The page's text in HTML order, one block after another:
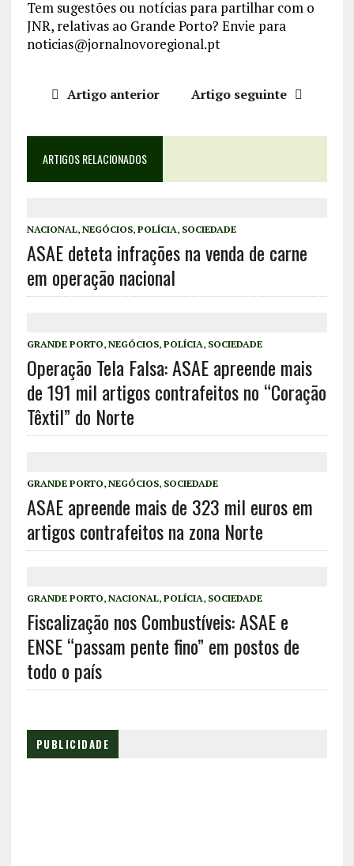
Tem sugestões ou notícias para partilhar com o
JNR, relativas ao Grande Porto? Envie para
noticias@jornalnovoregional.pt
Artigo anterior Artigo seguinte
ARTIGOS RELACIONADOS
NACIONAL, NEGÓCIOS, POLÍCIA, SOCIEDADE
ASAE deteta infrações na venda de carne
em operação nacional
GRANDE PORTO, NEGÓCIOS, POLÍCIA, SOCIEDADE
Operação Tela Falsa: ASAE apreende mais
de 191 mil artigos contrafeitos no “Coração
Têxtil” do Norte
GRANDE PORTO, NEGÓCIOS, SOCIEDADE
ASAE apreende mais de 323 mil euros em
artigos contrafeitos na zona Norte
GRANDE PORTO, NACIONAL, POLÍCIA, SOCIEDADE
Fiscalização nos Combustíveis: ASAE e
ENSE “passam pente fino” em postos de
todo o país
PUBLICIDADE